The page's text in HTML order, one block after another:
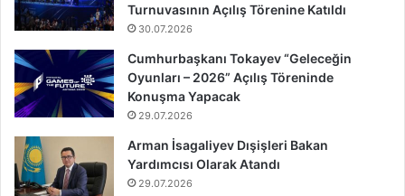
Turnuvasının Açılış Törenine Katıldı
30.07.2026
Cumhurbaşkanı Tokayev “Geleceğin
Oyunları – 2026” Açılış Töreninde
Konuşma Yapacak
29.07.2026
Arman İsagaliyev Dışişleri Bakan
Yardımcısı Olarak Atandı
29.07.2026